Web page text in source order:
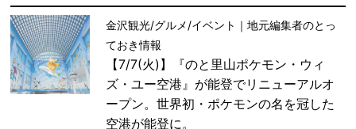
金沢観光/グルメ/イベント｜地元編集者のとっ
ておき情報
【7/7(火)】『のと里山ポケモン・ウィ
ズ・ユー空港』が能登でリニューアルオ
ープン。世界初・ポケモンの名を冠した
空港が能登に。